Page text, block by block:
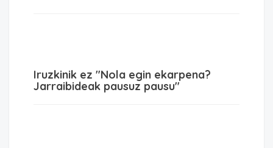
Iruzkinik ez "Nola egin ekarpena?
Jarraibideak pausuz pausu"